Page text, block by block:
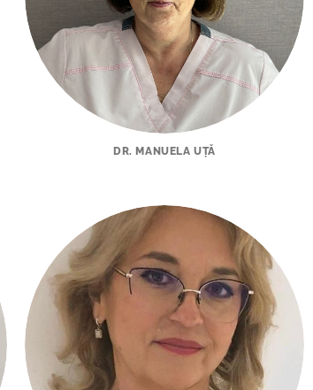
DR. MANUELA UȚĂ